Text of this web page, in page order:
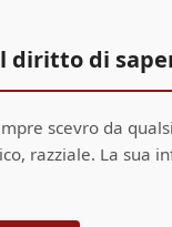
diritto di
scevro da
razziale. La sua